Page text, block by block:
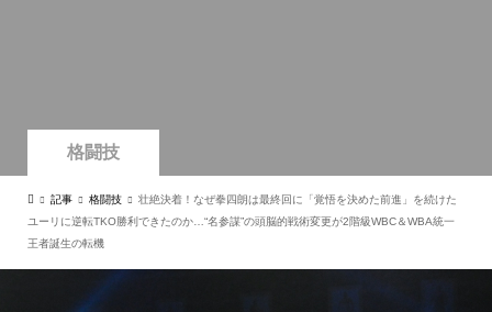
格闘技
記事 格闘技
壮絶決着！なぜ拳四朗は最終回に「覚悟を決めた前進」を続けた
ユーリに逆転TKO勝利できたのか…“名参謀”の頭脳的戦術変更が2階級WBC＆WBA統一
王者誕生の転機